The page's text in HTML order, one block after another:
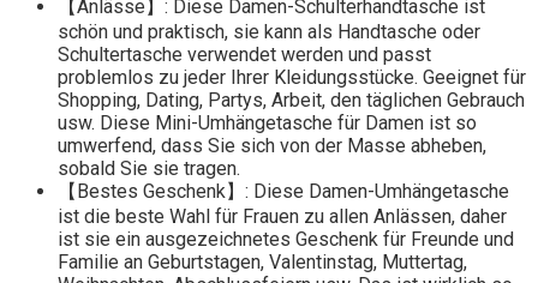
【Anlässe】: Diese Damen-Schulterhandtasche ist
schön und praktisch, sie kann als Handtasche oder
Schultertasche verwendet werden und passt
problemlos zu jeder Ihrer Kleidungsstücke. Geeignet für
Shopping, Dating, Partys, Arbeit, den täglichen Gebrauch
usw. Diese Mini-Umhängetasche für Damen ist so
umwerfend, dass Sie sich von der Masse abheben,
sobald Sie sie tragen.
【Bestes Geschenk】: Diese Damen-Umhängetasche
ist die beste Wahl für Frauen zu allen Anlässen, daher
ist sie ein ausgezeichnetes Geschenk für Freunde und
Familie an Geburtstagen, Valentinstag, Muttertag,